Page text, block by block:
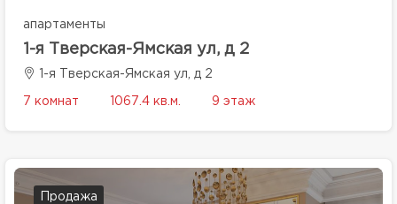
апартаменты
1-я Тверская-Ямская ул, д 2
1-я Тверская-Ямская ул, д 2
7 комнат 1067.4 кв.м. 9 этаж
Продажа